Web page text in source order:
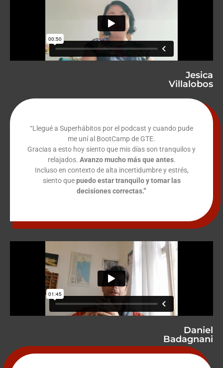
Jesica
Villalobos
“Llegué a Superhábitos por el podcast y cuando pude
me uní al BootCamp de GTE.
Gracias a esto hoy siento que mis días son tranquilos y
relajados. Avanzo mucho más que antes.
Incluso en contexto de alta incertidumbre y estrés,
siento quepuedo estar tranquilo y tomar las
decisiones correctas.”
Daniel
Badagnani